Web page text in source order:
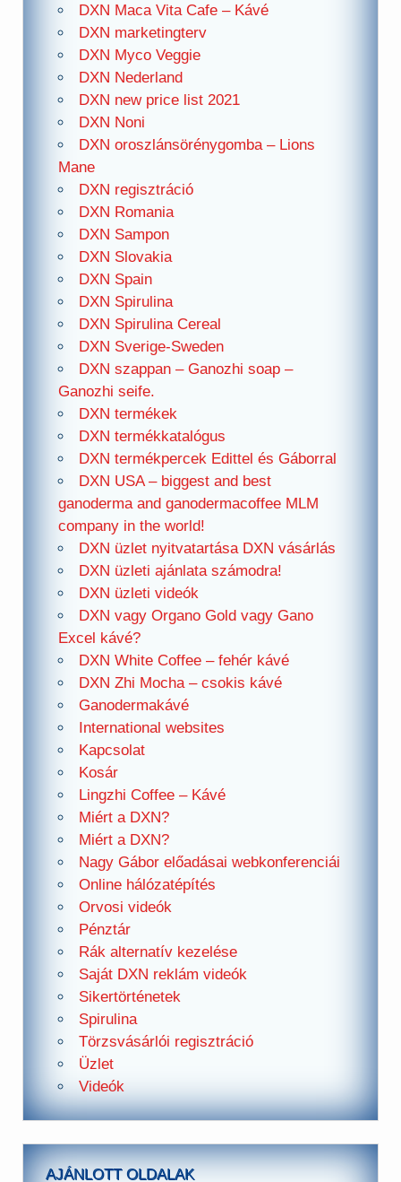
DXN Maca Vita Cafe – Kávé
DXN marketingterv
DXN Myco Veggie
DXN Nederland
DXN new price list 2021
DXN Noni
DXN oroszlánsörénygomba – Lions
Mane
DXN regisztráció
DXN Romania
DXN Sampon
DXN Slovakia
DXN Spain
DXN Spirulina
DXN Spirulina Cereal
DXN Sverige-Sweden
DXN szappan – Ganozhi soap –
Ganozhi seife.
DXN termékek
DXN termékkatalógus
DXN termékpercek Edittel és Gáborral
DXN USA – biggest and best
ganoderma and ganodermacoffee MLM
company in the world!
DXN üzlet nyitvatartása DXN vásárlás
DXN üzleti ajánlata számodra!
DXN üzleti videók
DXN vagy Organo Gold vagy Gano
Excel kávé?
DXN White Coffee – fehér kávé
DXN Zhi Mocha – csokis kávé
Ganodermakávé
International websites
Kapcsolat
Kosár
Lingzhi Coffee – Kávé
Miért a DXN?
Miért a DXN?
Nagy Gábor előadásai webkonferenciái
Online hálózatépítés
Orvosi videók
Pénztár
Rák alternatív kezelése
Saját DXN reklám videók
Sikertörténetek
Spirulina
Törzsvásárlói regisztráció
Üzlet
Videók
AJÁNLOTT OLDALAK